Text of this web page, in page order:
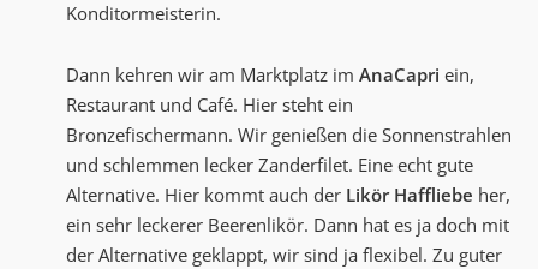
Konditormeisterin.
Dann kehren wir am Marktplatz im AnaCapri ein,
Restaurant und Café. Hier steht ein
Bronzefischermann. Wir genießen die Sonnenstrahlen
und schlemmen lecker Zanderfilet. Eine echt gute
Alternative. Hier kommt auch der Likör Haffliebe her,
ein sehr leckerer Beerenlikör. Dann hat es ja doch mit
der Alternative geklappt, wir sind ja flexibel. Zu guter